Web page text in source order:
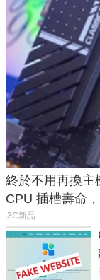
終於不用再換主
CPU 插槽壽命
3C新品